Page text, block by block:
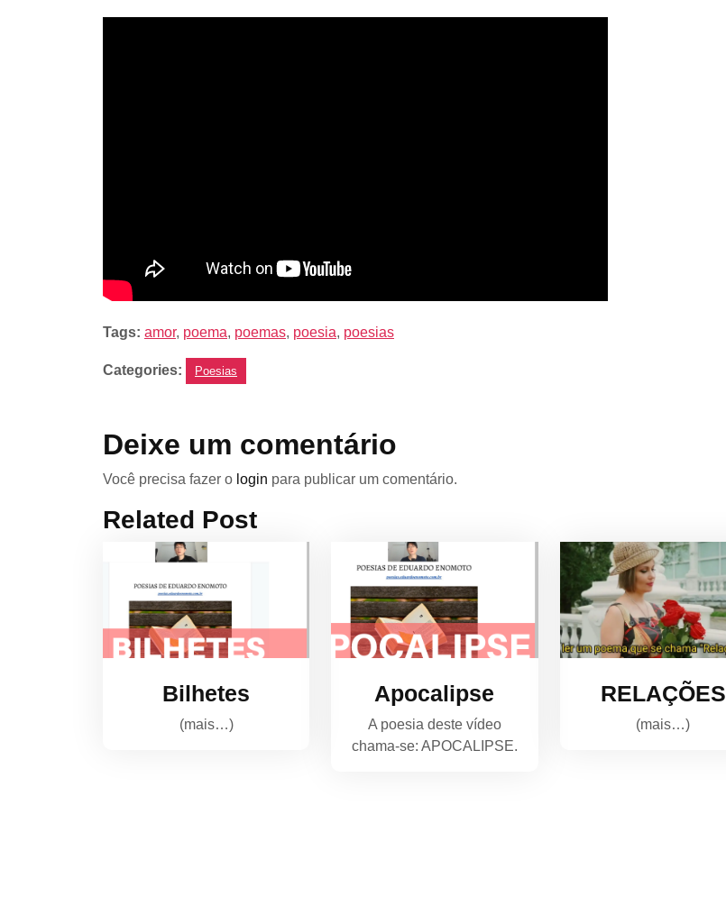
Tags: amor, poema, poemas, poesia, poesias
Categories: Poesias
Deixe um comentário
Você precisa fazer o login para publicar um comentário.
Related Post
Bilhetes
(mais…)
Apocalipse
A poesia deste vídeo
chama-se: APOCALIPSE.
RELAÇÕES
(mais…)